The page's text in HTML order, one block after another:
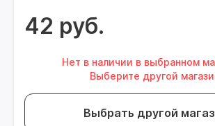
42 руб.
Нет в наличии в выбранном
Выберите другой
Выбрать другой